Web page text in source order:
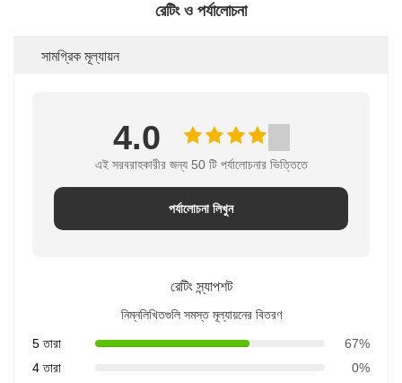
রেটিং ও পর্যালোচনা
সামগ্রিক মূল্যায়ন
4.0
এই সরবরাহকারীর জন্য 50 টি পর্যালোচনার ভিত্তিতে
পর্যালোচনা লিখুন
রেটিং স্ন্যাপশট
নিম্নলিখিতগুলি সমস্ত মূল্যায়নের বিতরণ
5 তারা
67%
4 তারা
0%